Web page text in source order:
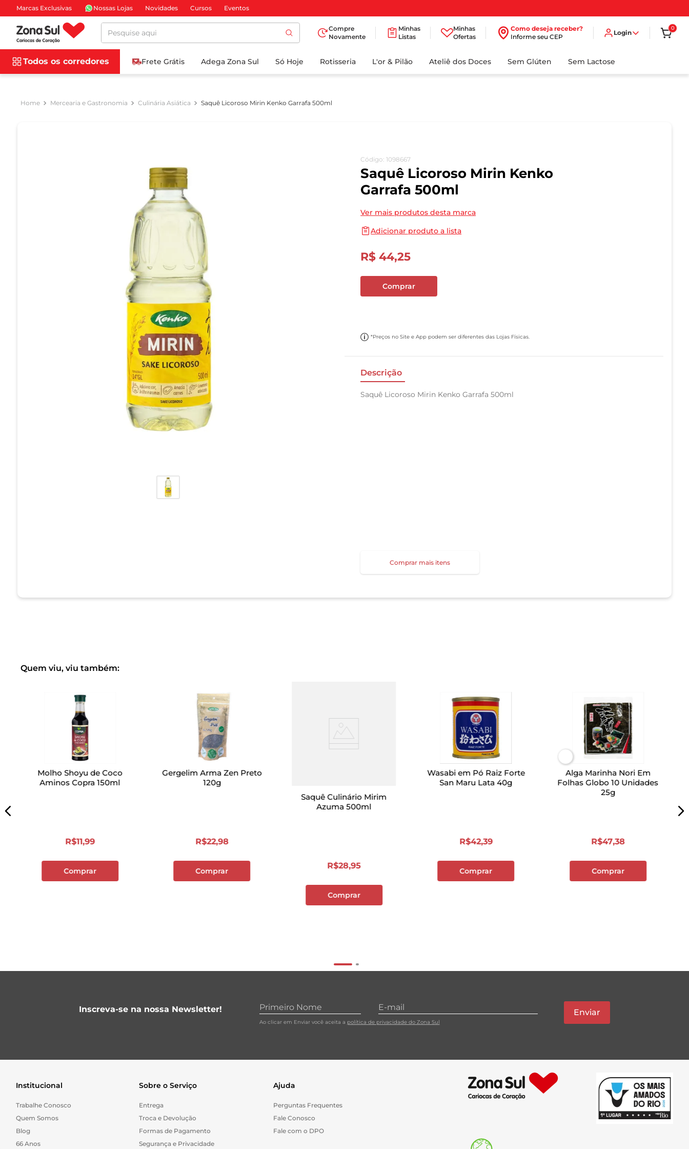
Marcas Exclusivas Nossas Lojas Novidades Cursos Eventos
Pesquise aqui
Compre
Novamente
Minhas
Listas
Minhas
Ofertas
Como deseja receber?
Informe seu CEP
Login
0
Todos os corredores Frete Grátis Adega Zona Sul Só Hoje Rotisseria L'or & Pilão Ateliê dos Doces Sem Glúten Sem Lactose
Mercearia e Gastronomia Culinária Asiática Saquê Licoroso Mirin Kenko Garrafa 500ml
Código: 1098667
Saquê Licoroso Mirin Kenko
Garrafa 500ml
Ver mais produtos desta marca
Adicionar produto a lista
R$ 44,25
Comprar
*Preços no Site e App podem ser diferentes das Lojas Físicas.
Descrição
Saquê Licoroso Mirin Kenko Garrafa 500ml
Comprar mais itens
Quem viu, viu também:
Molho Shoyu de Coco
Aminos Copra 150ml
R$11,99
Comprar
Gergelim Arma Zen Preto
120g
R$22,98
Comprar
Saquê Culinário Mirim
Azuma 500ml
R$28,95
Comprar
Wasabi em Pó Raiz Forte
San Maru Lata 40g
R$42,39
Comprar
Alga Marinha Nori Em
Folhas Globo 10 Unidades
25g
R$47,38
Comprar
Inscreva-se na nossa Newsletter!
Ao clicar em Enviar você aceita a política de privacidade do Zona Sul
Enviar
Institucional
Trabalhe Conosco
Quem Somos
Blog
66 Anos
Sobre o Serviço
Entrega
Troca e Devolução
Formas de Pagamento
Segurança e Privacidade
Ajuda
Perguntas Frequentes
Fale Conosco
Fale com o DPO
BUSCADOS